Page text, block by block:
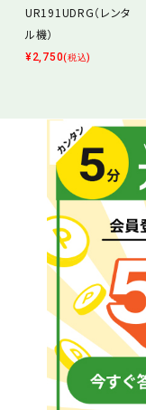
UR191UDRG（レンタ
ル機）
¥2,750(税込)